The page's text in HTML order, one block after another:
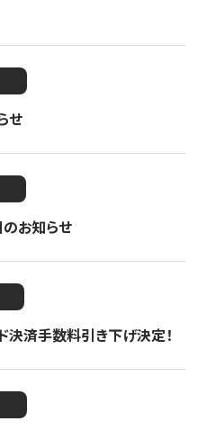
せ
お知らせ
決済手数料引き下げ決定！